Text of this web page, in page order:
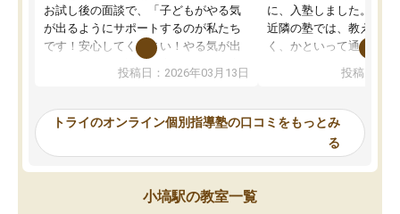
お試し後の面談で、「子どもがやる気
が出るようにサポートするのが私たち
です！安心してください！やる気が出
ないのは私たち講師の責任です」と言
ってくださり、確かに！と考えて、思
ったんですが、学生の先生から学ぶこ
み、徐々に成績が上がったらいいなと
思っていました。何が今足りないのか
を的確に指導いただき、子どももびっ
くりするほど楽しんでやる気を持って
投稿日：2026年03月13日
に、入塾しました。田舎
近隣の塾では、教えても
く、かといって通うには
可能なので本当に助か
らないところをピンポイ
頂いて、とてもわかり
していました。一生を
スト、多少お金がかかっ
投稿日：
トライのオンライン個別指導塾の口コミをもっとみ
る
小塙駅の教室一覧